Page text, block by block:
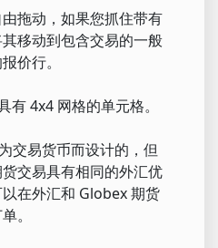
拖动，如果您抓住带有
移动到包含交易的一般
价行。
有 4x4 网格的单元格。
交易货币而设计的，但
交易具有相同的外汇优
在外汇和 Globex 期货
。